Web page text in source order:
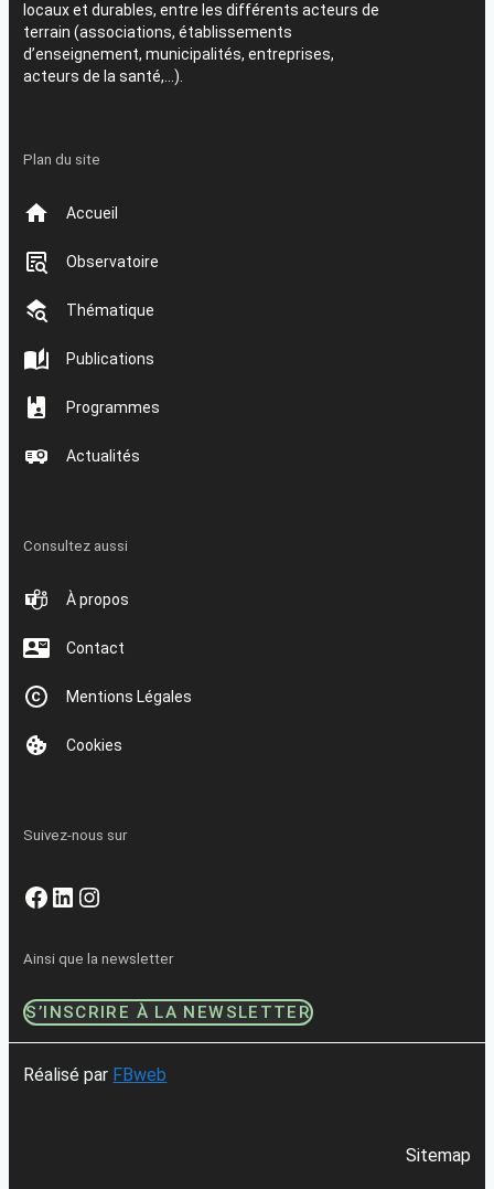
locaux et durables, entre les différents acteurs de
terrain (associations, établissements
d’enseignement, municipalités, entreprises,
acteurs de la santé,…).
Plan du site
Accueil
Observatoire
Thématique
Publications
Programmes
Actualités
Consultez aussi
À propos
Contact
Mentions Légales
Cookies
Suivez-nous sur
Facebook
LinkedIn
Instagram
Ainsi que la newsletter
S’INSCRIRE À LA NEWSLETTER
Réalisé par FBweb
Sitemap